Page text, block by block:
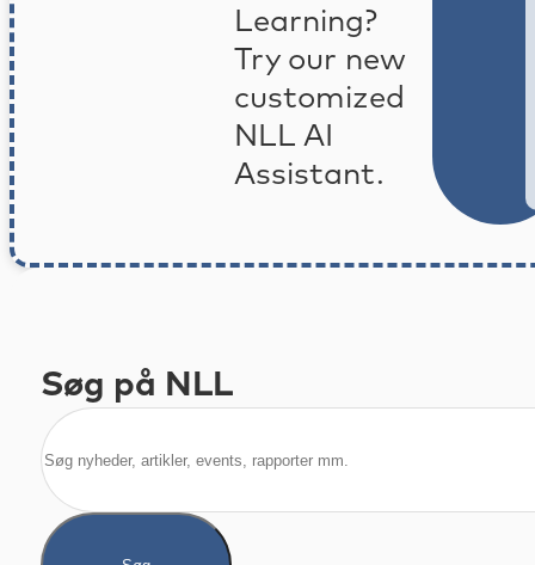
Learning?
Try our new
customized
NLL AI
Assistant.
Søg på NLL
Søg